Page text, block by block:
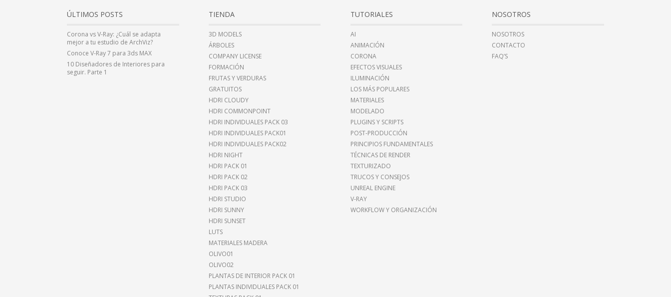
ÚLTIMOS POSTS
Corona vs V-Ray: ¿Cuál se adapta
mejor a tu estudio de ArchViz?
Conoce V-Ray 7 para 3ds MAX
10 Diseñadores de Interiores para
seguir. Parte 1
TIENDA
3D MODELS
ÁRBOLES
COMPANY LICENSE
FORMACIÓN
FRUTAS Y VERDURAS
GRATUITOS
HDRI CLOUDY
HDRI COMMONPOINT
HDRI INDIVIDUALES PACK 03
HDRI INDIVIDUALES PACK01
HDRI INDIVIDUALES PACK02
HDRI NIGHT
HDRI PACK 01
HDRI PACK 02
HDRI PACK 03
HDRI STUDIO
HDRI SUNNY
HDRI SUNSET
LUTS
MATERIALES MADERA
OLIVO01
OLIVO02
PLANTAS DE INTERIOR PACK 01
PLANTAS INDIVIDUALES PACK 01
TUTORIALES
AI
ANIMACIÓN
CORONA
EFECTOS VISUALES
ILUMINACIÓN
LOS MÁS POPULARES
MATERIALES
MODELADO
PLUGINS Y SCRIPTS
POST-PRODUCCIÓN
PRINCIPIOS FUNDAMENTALES
TÉCNICAS DE RENDER
TEXTURIZADO
TRUCOS Y CONSEJOS
UNREAL ENGINE
V-RAY
WORKFLOW Y ORGANIZACIÓN
NOSOTROS
NOSOTROS
CONTACTO
FAQ’S